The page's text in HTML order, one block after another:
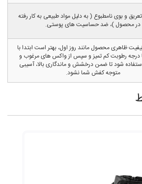
و بوی نامطبوع ( به دلیل مواد طبیعی به کار رفته
در محصول )، ضد حساسیت های پوستی.
ظاهری محصول مانند روز اول، بهتر است ابتدا با
درجه رطوبت کم تمیز و سپس از واکس های مرغوب و
استفاده شود تا ضمن درخشش و ماندگاری بالا، آسیبی
متوجه کفش شما نشود.